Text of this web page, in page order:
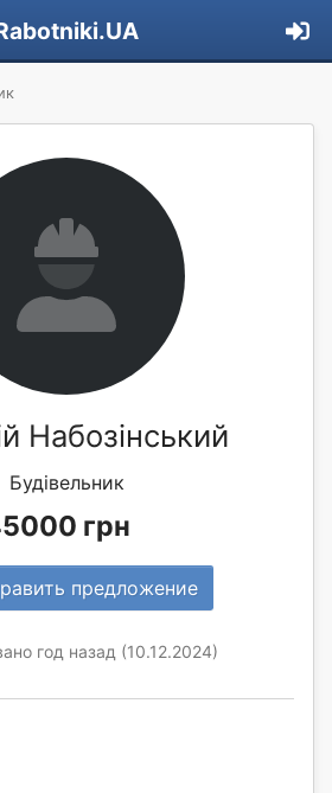
Набозінський
Будівельник
грн
предложение
год назад (10.12.2024)